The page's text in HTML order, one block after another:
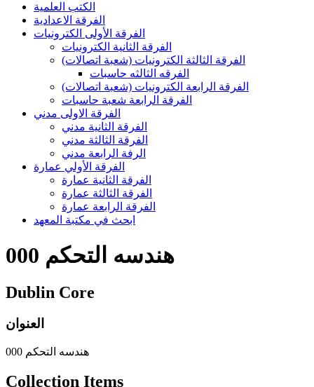
الكتب العلمية
الفرقة الاعدادية
الفرقة الأولى الكترونيات
الفرقة الثانية الكترونيات
الفرقة الثالثة الكترونيات (شعبة اتصالات)
الفرقه الثالثه حاسبات
الفرقة الرابعة الكترونيات (شعبة اتصالات)
الفرقة الرابعة شعبة حاسبات
الفرقة الاولى مدني
الفرقة الثانية مدني
الفرقة الثالثة مدني
الرفة الرابعة مدني
الفرقة الأولي عمارة
الفرقة الثانية عمارة
الفرقة الثالثة عمارة
الفرقة الرابعة عمارة
ابحث في مكتبة المعهد
000 هندسه التحكم
Dublin Core
العنوان
000 هندسه التحكم
Collection Items